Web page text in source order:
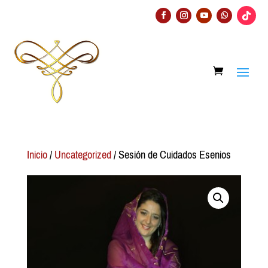
Inicio/Uncategorized/ Sesión de Cuidados Esenios